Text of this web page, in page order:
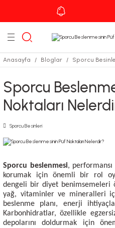
Anasayfa Bloglar Sporcu
Sporcu
Noktaları
Sporcu Besinleri
Sporcu beslenmesi,
korumak için önemli bir rol
dengeli bir diyet benimsemeleri
yağ, vitaminler ve mineralleri
beslenme planı, enerji
Karbonhidratlar, özellikle
depolarını doldurmak için